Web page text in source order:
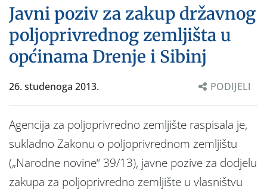
Javni poziv za zakup državnog
poljoprivrednog zemljišta u
općinama Drenje i Sibinj
26. studenoga 2013. PODIJELI
Agencija za poljoprivredno zemljište raspisala je,
sukladno Zakonu o poljoprivrednom zemljištu
(„Narodne novine“ 39/13), javne pozive za dodjelu
zakupa za poljoprivredno zemljište u vlasništvu